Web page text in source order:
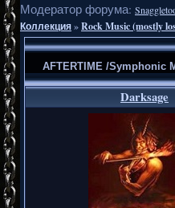
Модератор форума:
Коллекция»Rock Music (mostly
AFTERTIME /Symphonic
Darksage